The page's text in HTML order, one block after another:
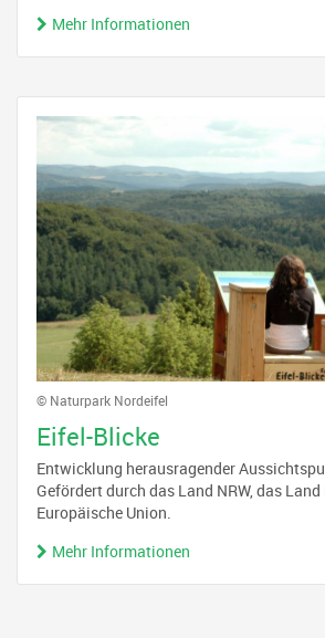
Mehr Informationen
© Naturpark Nordeifel
Eifel-Blicke
Entwicklung herausragender
Gefördert durch das Land NRW, das Land
Europäische Union.
Mehr Informationen